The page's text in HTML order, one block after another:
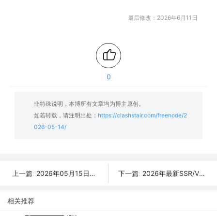
最后修改：2026年6月11日
0
非特殊说明，本博所有文章均为博主原创。
如若转载，请注明出处： https://clashstair.com/freenode/2
026-05-14/
上一篇: 2026年05月15日更新：34条SSR/V2Ray/Clash可用免费节点 下一篇: 2026年最新SSR/V2Ray/Clash节点分享 | 05月13日实时可用
相关推荐